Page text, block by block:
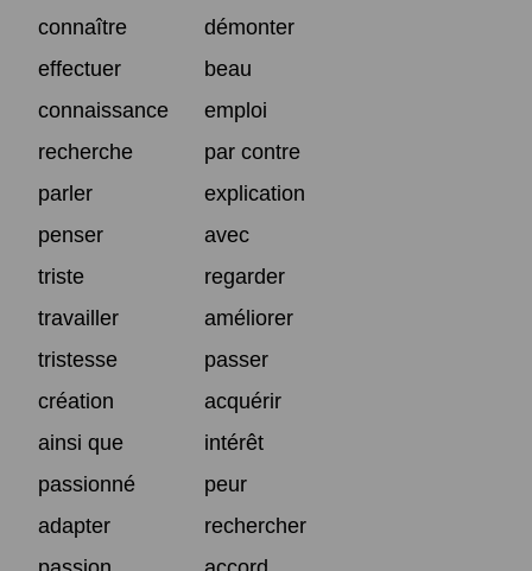
connaître
démonter
effectuer
beau
connaissance
emploi
recherche
par contre
parler
explication
penser
avec
triste
regarder
travailler
améliorer
tristesse
passer
création
acquérir
ainsi que
intérêt
passionné
peur
adapter
rechercher